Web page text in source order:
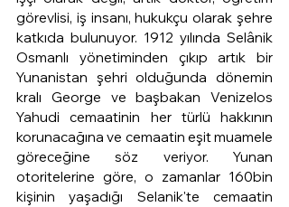
görevlisi, iş insanı, hukukçu olarak şehre
katkıda bulunuyor. 1912 yılında Selânik
Osmanlı yönetiminden çıkıp artık bir
Yunanistan şehri olduğunda dönemin
kralı George ve başbakan Venizelos
Yahudi cemaatinin her türlü hakkının
korunacağına ve cemaatin eşit muamele
göreceğine söz veriyor. Yunan
otoritelerine göre, o zamanlar 160bin
kişinin yaşadığı Selanik'te cemaatin